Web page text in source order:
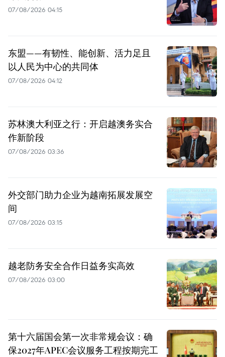
07/08/2026 04:15
东盟——有韧性、能创新、活力足且
以人民为中心的共同体
07/08/2026 04:12
苏林澳大利亚之行：开启越澳务实合
作新阶段
07/08/2026 03:36
外交部门助力企业为越南拓展发展空
间
07/08/2026 03:15
越老防务安全合作日益务实高效
07/08/2026 03:00
第十六届国会第一次非常规会议：确
保2027年APEC会议服务工程按期完工